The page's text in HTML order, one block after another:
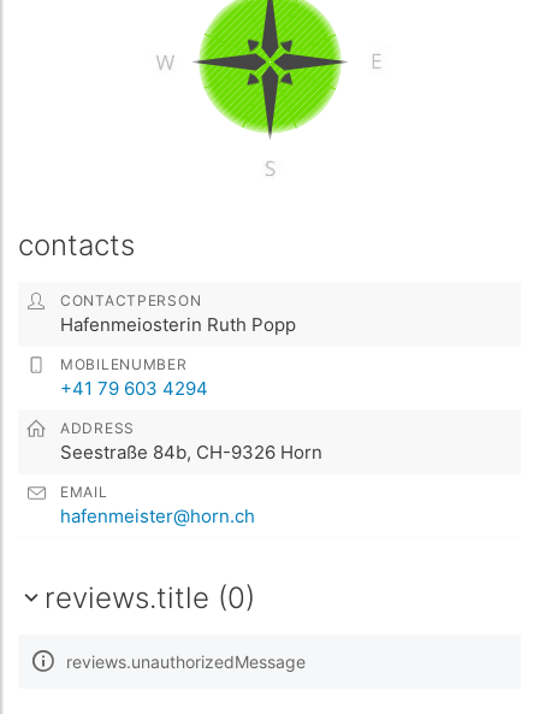
contacts
CONTACTPERSON
Hafenmeiosterin Ruth Popp
MOBILENUMBER
+41 79 603 4294
ADDRESS
Seestraße 84b, CH-9326 Horn
EMAIL
hafenmeister@horn.ch
reviews.title (0)
reviews.unauthorizedMessage